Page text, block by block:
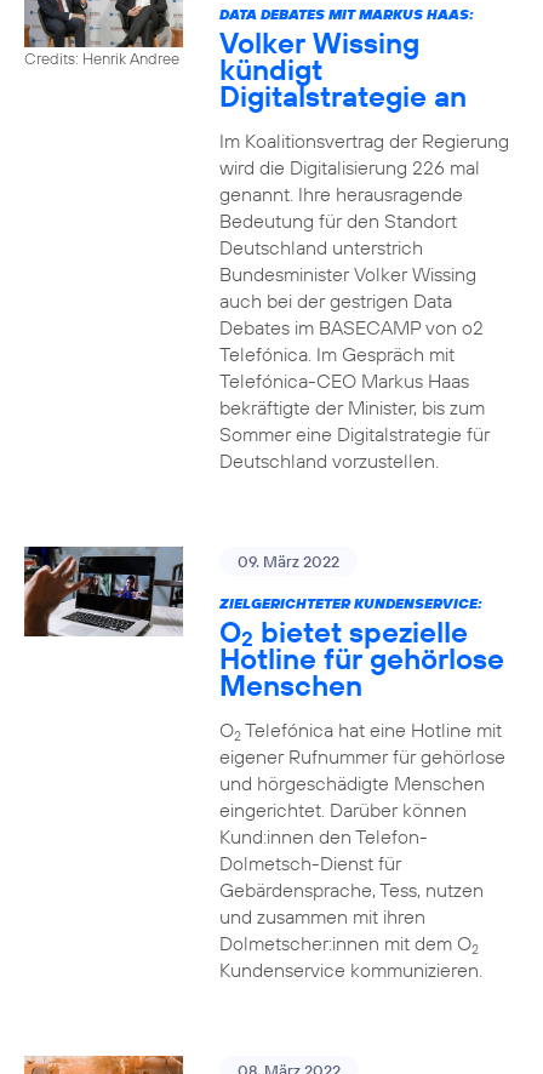
Credits: Henrik Andree
DATA DEBATES MIT MARKUS HAAS:
Volker Wissing
kündigt
Digitalstrategie an
Im Koalitionsvertrag der Regierung
wird die Digitalisierung 226 mal
genannt. Ihre herausragende
Bedeutung für den Standort
Deutschland unterstrich
Bundesminister Volker Wissing
auch bei der gestrigen Data
Debates im BASECAMP von o2
Telefónica. Im Gespräch mit
Telefónica-CEO Markus Haas
bekräftigte der Minister, bis zum
Sommer eine Digitalstrategie für
Deutschland vorzustellen.
09. März 2022
ZIELGERICHTETER KUNDENSERVICE:
O2 bietet spezielle
Hotline für gehörlose
Menschen
O2Telefónica hat eine Hotline mit
eigener Rufnummer für gehörlose
und hörgeschädigte Menschen
eingerichtet. Darüber können
Kund:innen den Telefon-
Dolmetsch-Dienst für
Gebärdensprache, Tess, nutzen
und zusammen mit ihren
Dolmetscher:innen mit dem O2
Kundenservice kommunizieren.